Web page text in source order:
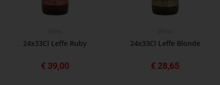
24x33Cl Leffe Ruby
€ 39,00
24x33Cl Leffe Blonde
€ 28,65